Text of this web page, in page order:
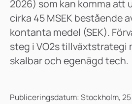
2026) som kan komma att
cirka 45 MSEK bestående
kontanta medel (SEK).
steg i VO2s tillväxtstrategi
skalbar och egenägd tech.
Publiceringsdatum: Stockholm, 25